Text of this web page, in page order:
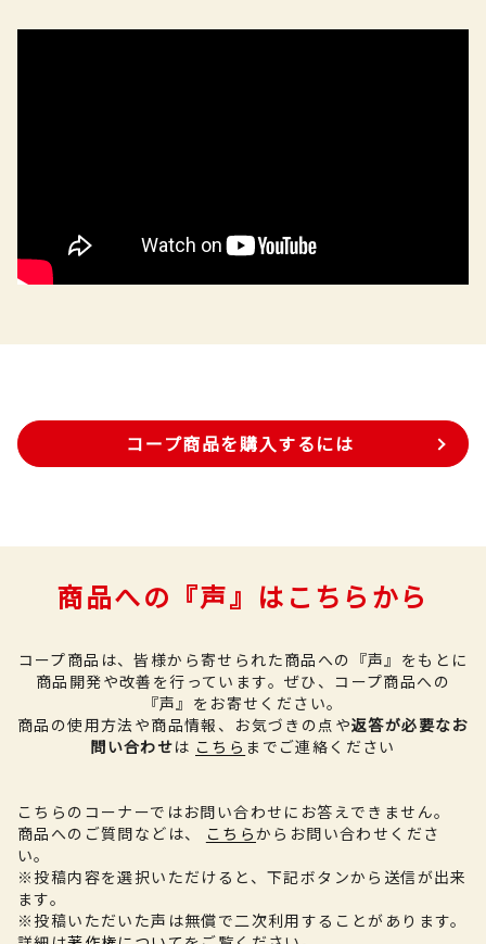
コープ商品を購入するには
商品への『声』はこちらから
コープ商品は、皆様から寄せられた商品への『声』をもとに
商品開発や改善を行っています。 ぜひ、コープ商品への
『声』をお寄せください。
商品の使用方法や商品情報、お気づきの点や返答が必要なお
問い合わせは こちら までご連絡ください
こちらのコーナーではお問い合わせにお答えできません。
商品へのご質問などは、
こちらからお問い合わせくださ
い。
※投稿内容を選択いただけると、下記ボタンから送信が出来
ます。
※投稿いただいた声は無償で二次利用することがあります。